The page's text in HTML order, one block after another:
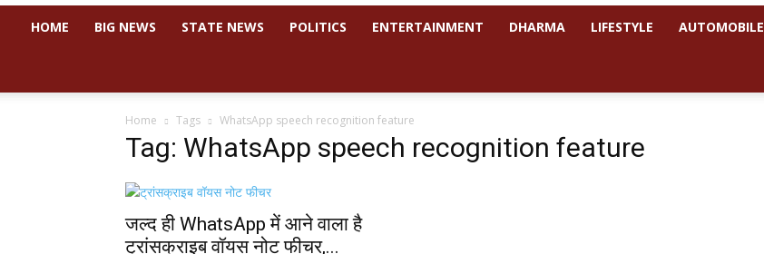
HOME BIG NEWS STATE NEWS POLITICS ENTERTAINMENT DHARMA LIFESTYLE AUTOMOBILE
Home Tags WhatsApp speech recognition feature
Tag: WhatsApp speech recognition feature
जल्द ही WhatsApp में आने वाला है
ट्रांसक्राइब वॉयस नोट फीचर,...